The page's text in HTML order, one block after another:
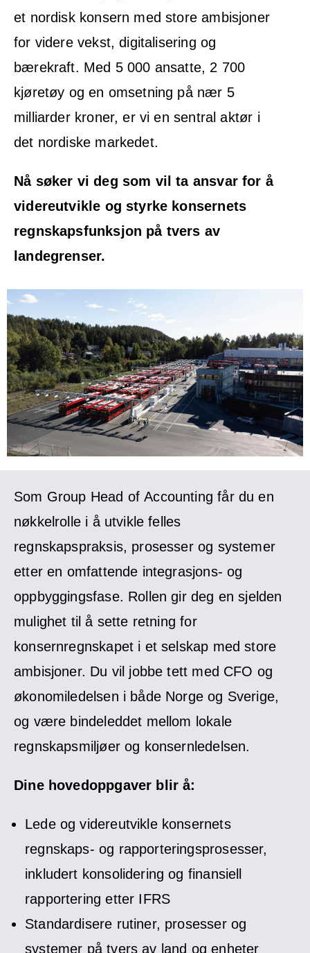
et nordisk konsern med store ambisjoner
for videre vekst, digitalisering og
bærekraft. Med 5 000 ansatte, 2 700
kjøretøy og en omsetning på nær 5
milliarder kroner, er vi en sentral aktør i
det nordiske markedet.
Nå søker vi deg som vil ta ansvar for å
videreutvikle og styrke konsernets
regnskapsfunksjon på tvers av
landegrenser.
Som Group Head of Accounting får du en
nøkkelrolle i å utvikle felles
regnskapspraksis, prosesser og systemer
etter en omfattende integrasjons- og
oppbyggingsfase. Rollen gir deg en sjelden
mulighet til å sette retning for
konsernregnskapet i et selskap med store
ambisjoner. Du vil jobbe tett med CFO og
økonomiledelsen i både Norge og Sverige,
og være bindeleddet mellom lokale
regnskapsmiljøer og konsernledelsen.
Dine hovedoppgaver blir å:
Lede og videreutvikle konsernets
regnskaps- og rapporteringsprosesser,
inkludert konsolidering og finansiell
rapportering etter IFRS
Standardisere rutiner, prosesser og
systemer på tvers av land og enheter